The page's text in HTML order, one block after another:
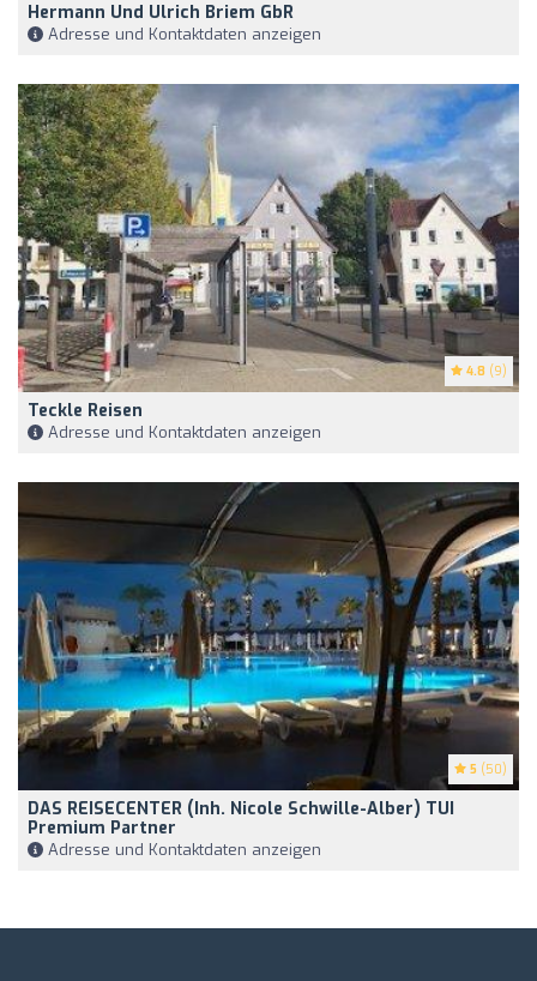
Hermann Und Ulrich Briem GbR
Adresse und Kontaktdaten anzeigen
4.8 (9)
Teckle Reisen
Adresse und Kontaktdaten anzeigen
5 (50)
DAS REISECENTER (Inh. Nicole Schwille-Alber) TUI
Premium Partner
Adresse und Kontaktdaten anzeigen